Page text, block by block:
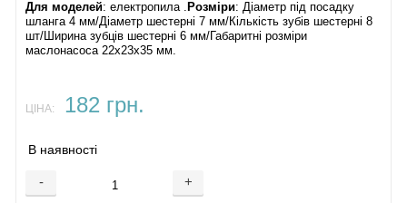
Для моделей: електропила . Розміри: Діаметр під посадку
шланга 4 мм/Діаметр шестерні 7 мм/Кількість зубів шестерні 8
шт/Ширина зубців шестерні 6 мм/Габаритні розміри
маслонасоса 22х23х35 мм.
ЦІНА: 182 грн.
В наявності
- +